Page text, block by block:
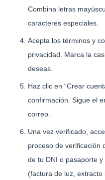
Combina letras
caracteres especiales.
Acepta los términos y
privacidad. Marca la
deseas.
Haz clic en “Crear
confirmación. Sigue el
correo.
Una vez verificado,
proceso de verificación
de tu DNI o pasaporte
(factura de luz, extracto